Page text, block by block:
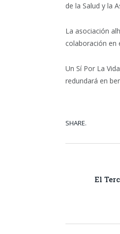
de la Salud y la
La asociación
colaboración en
Un Sí Por La
redundará en
SHARE.
El